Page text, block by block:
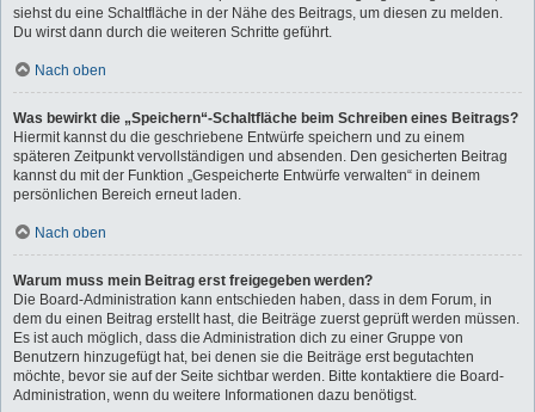
siehst du eine Schaltfläche in der Nähe des Beitrags, um diesen zu melden.
Du wirst dann durch die weiteren Schritte geführt.
Nach oben
Was bewirkt die „Speichern“-Schaltfläche beim Schreiben eines Beitrags?
Hiermit kannst du die geschriebene Entwürfe speichern und zu einem
späteren Zeitpunkt vervollständigen und absenden. Den gesicherten Beitrag
kannst du mit der Funktion „Gespeicherte Entwürfe verwalten“ in deinem
persönlichen Bereich erneut laden.
Nach oben
Warum muss mein Beitrag erst freigegeben werden?
Die Board-Administration kann entschieden haben, dass in dem Forum, in
dem du einen Beitrag erstellt hast, die Beiträge zuerst geprüft werden müssen.
Es ist auch möglich, dass die Administration dich zu einer Gruppe von
Benutzern hinzugefügt hat, bei denen sie die Beiträge erst begutachten
möchte, bevor sie auf der Seite sichtbar werden. Bitte kontaktiere die Board-
Administration, wenn du weitere Informationen dazu benötigst.